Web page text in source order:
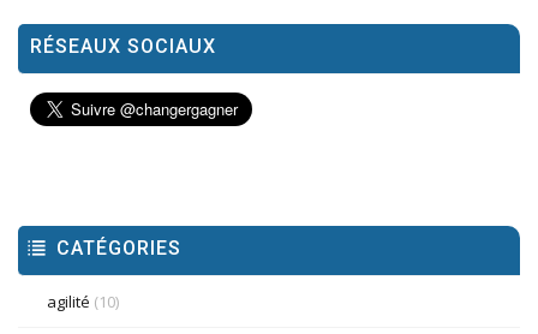
RÉSEAUX SOCIAUX
CATÉGORIES
agilité (10)